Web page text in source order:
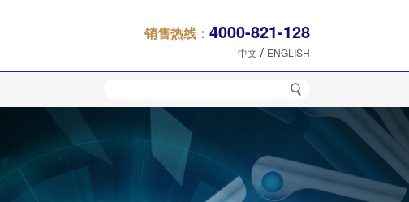
销售热线： 4000-821-128
中文 / ENGLISH